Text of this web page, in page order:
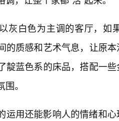
灰白色为主调的客厅，如
的质感和艺术气息，让原本
靛蓝色系的床品，搭配一
。
运用还能影响人的情绪和